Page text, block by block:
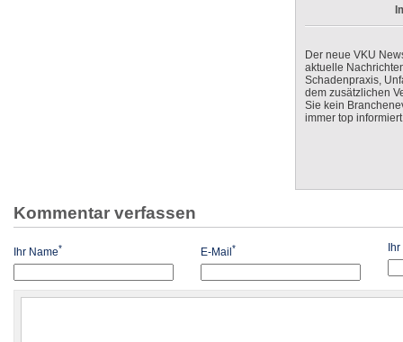
Der neue VKU
aktuelle
Schadenpraxis,
dem zusätzlichen
Sie kein
immer top
Kommentar verfassen
Ihr Name* E-Mail* Ihr